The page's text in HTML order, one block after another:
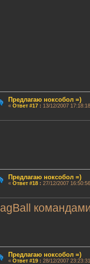
Предлагаю ноксобол =)
« Ответ #17: 13/12/2007
Предлагаю ноксобол =)
« Ответ #18: 27/12/2007
Предлагаю ноксобол =)
« Ответ #19: 28/12/2007